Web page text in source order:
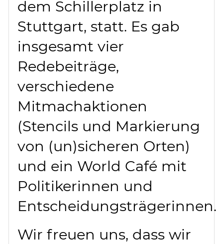
dem Schillerplatz in
Stuttgart, statt. Es gab
insgesamt vier
Redebeiträge,
verschiedene
Mitmachaktionen
(Stencils und Markierung
von (un)sicheren Orten)
und ein World Café mit
Politikerinnen und
Entscheidungsträgerinnen.
Wir freuen uns, dass wir